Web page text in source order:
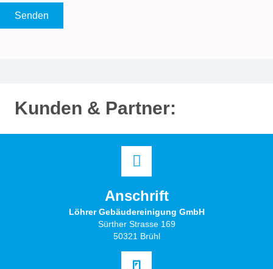
Kunden & Partner:
Anschrift
Löhrer Gebäudereinigung GmbH
Sürther Strasse 169
50321 Brühl